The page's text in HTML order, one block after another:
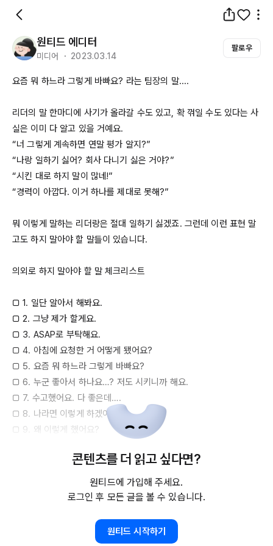
원티드 에디터
미디어 ・ 2023.03.14
팔로우
요즘 뭐 하느라 그렇게 바빠요? 라는 팀장의 말....
리더의 말 한마디에 사기가 올라갈 수도 있고, 확 꺾일 수도 있다는 사
실은 이미 다 알고 있을 거예요.
“너 그렇게 계속하면 연말 평가 알지?”
“나랑 일하기 싫어? 회사 다니기 싫은 거야?”
“시킨 대로 하지 말이 많네!”
“경력이 아깝다. 이거 하나를 제대로 못해?”
뭐 이렇게 말하는 리더랑은 절대 일하기 싫겠죠. 그런데 이런 표현 말
고도 하지 말아야 할 말들이 있습니다.
의외로 하지 말아야 할 말 체크리스트
□ 1. 일단 알아서 해봐요.
□ 2. 그냥 제가 할게요.
□ 3. ASAP로 부탁해요.
□ 4. 아침에 요청한 거 어떻게 됐어요?
□ 5. 요즘 뭐 하느라 그렇게 바빠요?
□ 6. 누군 좋아서 하나요…? 저도 시키니까 해요.
□ 7. 수고했어요. 다 좋은데….
□ 8. 나라면 이렇게 하겠어요.
□ 9. 왜 이렇게 했어요?
□ 11. 난 괜찮은데, 다른 사람이 싫어해요.
□ 12. 나니까 이런 말 해주는 거 알죠?
좋지 않은 영향을 주기 쉽다고 하네요.  리더에게 이런 말을 들은 적이
있나요? 있다면 그때 기분이 어땠나요?
콘텐츠를 더 읽고 싶다면?
원티드에 가입해 주세요.
로그인 후 모든 글을 볼 수 있습니다.
원티드 시작하기